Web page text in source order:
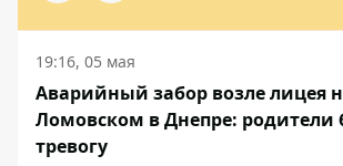
19:16, 05 мая
Аварийный забор возле лицея
Ломовском в Днепре: родители
тревогу